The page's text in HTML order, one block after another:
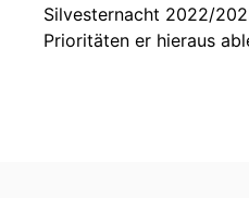
Silvesternacht 2022/
Prioritäten er hieraus